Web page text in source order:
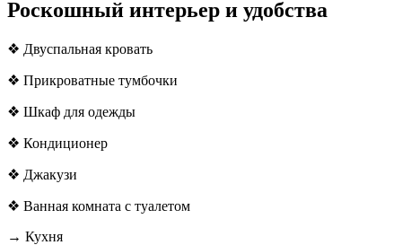
Роскошный интерьер и удобства
❖ Двуспальная кровать
❖ Прикроватные тумбочки
❖ Шкаф для одежды
❖ Кондиционер
❖ Джакузи
❖ Ванная комната с туалетом
→ Кухня